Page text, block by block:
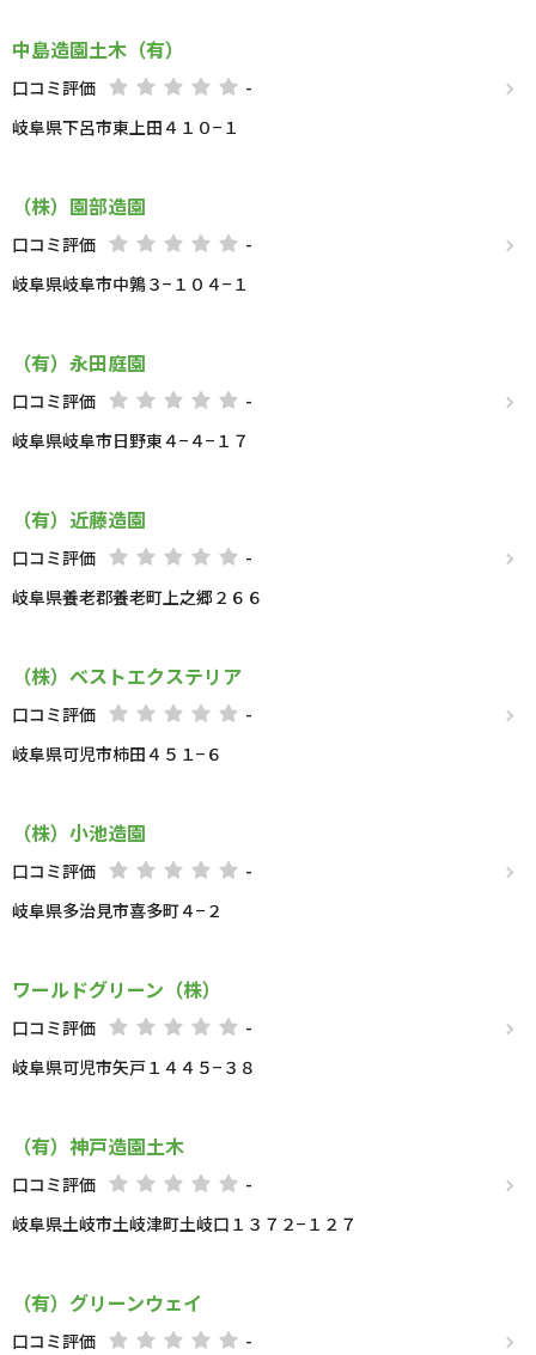
中島造園土木（有）
口コミ評価
-
岐阜県下呂市東上田４１０−１
（株）園部造園
口コミ評価
-
岐阜県岐阜市中鶉３−１０４−１
（有）永田庭園
口コミ評価
-
岐阜県岐阜市日野東４−４−１７
（有）近藤造園
口コミ評価
-
岐阜県養老郡養老町上之郷２６６
（株）ベストエクステリア
口コミ評価
-
岐阜県可児市柿田４５１−６
（株）小池造園
口コミ評価
-
岐阜県多治見市喜多町４−２
ワールドグリーン（株）
口コミ評価
-
岐阜県可児市矢戸１４４５−３８
（有）神戸造園土木
口コミ評価
-
岐阜県土岐市土岐津町土岐口１３７２−１２７
（有）グリーンウェイ
口コミ評価
-